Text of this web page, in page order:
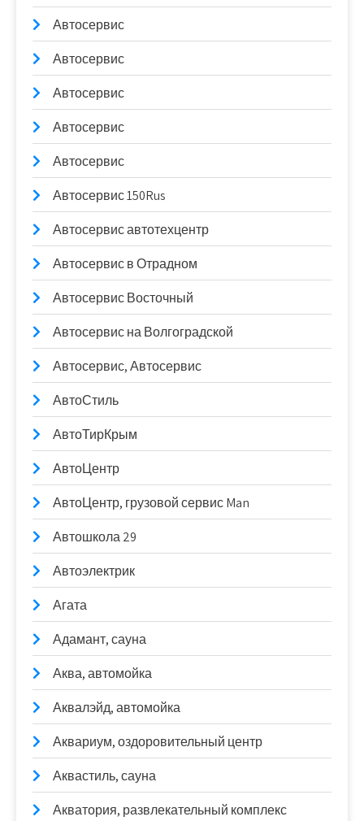
Автосервис
Автосервис
Автосервис
Автосервис
Автосервис
Автосервис 150Rus
Автосервис автотехцентр
Автосервис в Отрадном
Автосервис Восточный
Автосервис на Волгоградской
Автосервис, Автосервис
АвтоСтиль
АвтоТирКрым
АвтоЦентр
АвтоЦентр, грузовой сервис Man
Автошкола 29
Автоэлектрик
Агата
Адамант, сауна
Аква, автомойка
Аквалэйд, автомойка
Аквариум, оздоровительный центр
Аквастиль, сауна
Акватория, развлекательный комплекс